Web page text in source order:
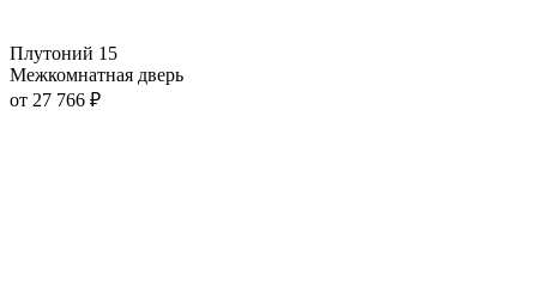
Плутоний 15
Межкомнатная дверь
от 27 766 ₽